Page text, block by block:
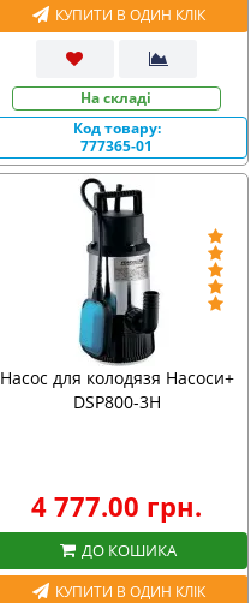
КУПИТИ В ОДИН КЛІК
На складі
Код товару:
777365-01
Насос для колодязя Насоси+
DSP800-3H
4 777.00 грн.
ДО КОШИКА
КУПИТИ В ОДИН КЛІК